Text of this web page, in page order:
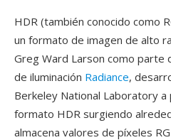
HDR (también conocido como
un formato de imagen de alto
Greg Ward Larson como parte
de iluminación Radiance,
Berkeley National Laboratory
formato HDR surgiendo
almacena valores de píxeles